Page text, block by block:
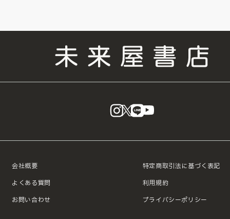
instagram
X LINE
会社概要
よくある質問
お問い合わせ
特定商取引法に基づく表記
利用規約
プライバシーポリシー